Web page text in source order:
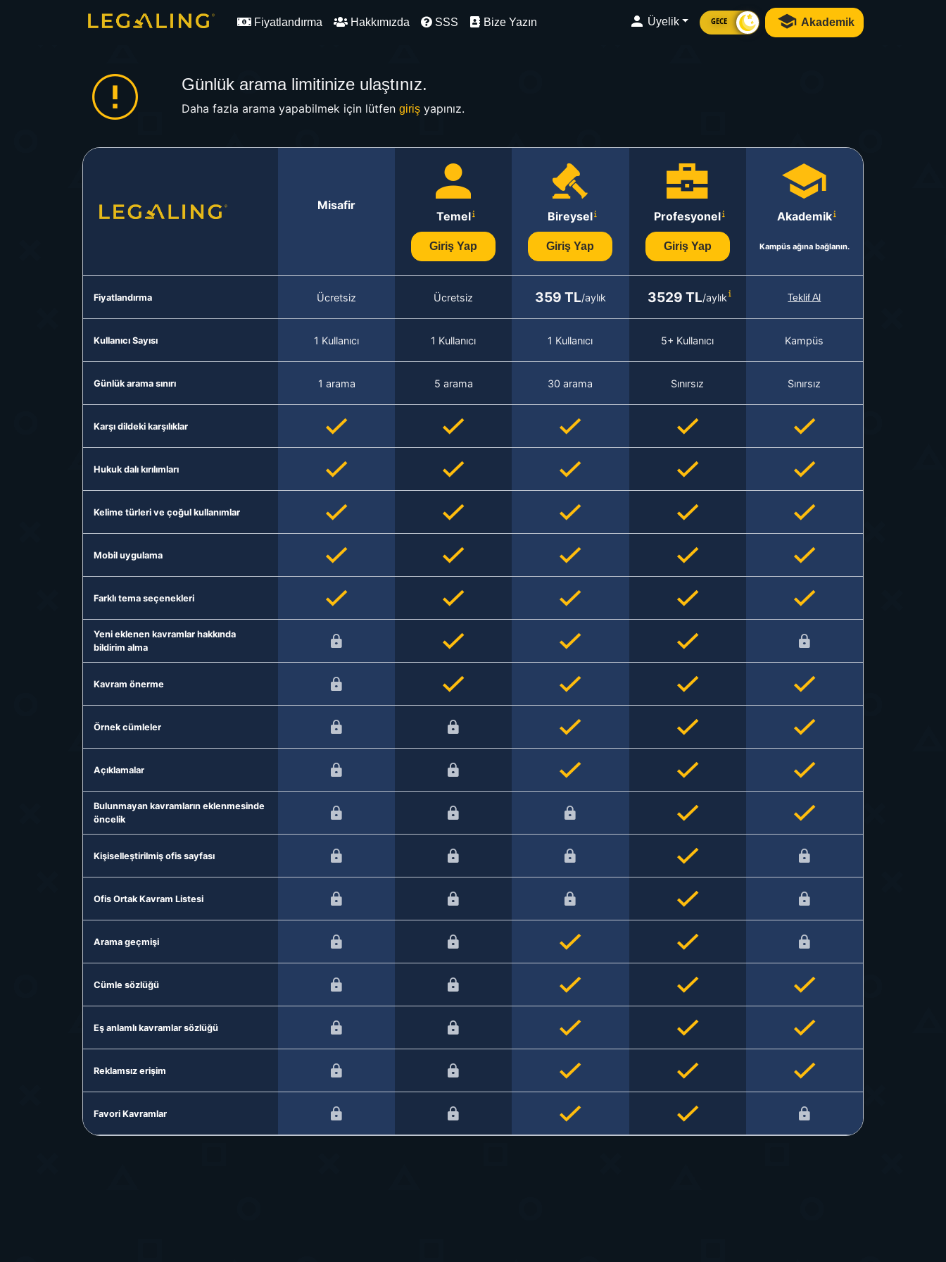
Fiyatlandırma Hakkımızda SSS Bize Yazın Üyelik GECE Akademik
Günlük arama limitinize ulaştınız.
Daha fazla arama yapabilmek için lütfen girişyapınız.
Misafir
Temel
Giriş Yap
Bireysel
Giriş Yap
Profesyonel
Giriş Yap
Akademik
Kampüs ağına bağlanın.
Fiyatlandırma Ücretsiz Ücretsiz 359 TL/aylık 3529 TL/aylık Teklif Al
Kullanıcı Sayısı 1 Kullanıcı 1 Kullanıcı 1 Kullanıcı 5+ Kullanıcı Kampüs
Günlük arama sınırı 1 arama 5 arama 30 arama Sınırsız Sınırsız
Karşı dildeki karşılıklar
Hukuk dalı kırılımları
Kelime türleri ve çoğul kullanımlar
Mobil uygulama
Farklı tema seçenekleri
Yeni eklenen kavramlar hakkında
bildirim alma
Kavram önerme
Örnek cümleler
Açıklamalar
Bulunmayan kavramların eklenmesinde
öncelik
Kişiselleştirilmiş ofis sayfası
Ofis Ortak Kavram Listesi
Arama geçmişi
Cümle sözlüğü
Eş anlamlı kavramlar sözlüğü
Reklamsız erişim
Favori Kavramlar